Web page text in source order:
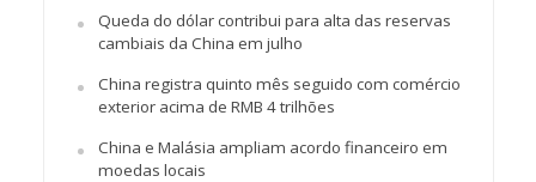
Queda do dólar contribui para alta das reservas
cambiais da China em julho
China registra quinto mês seguido com comércio
exterior acima de RMB 4 trilhões
China e Malásia ampliam acordo financeiro em
moedas locais